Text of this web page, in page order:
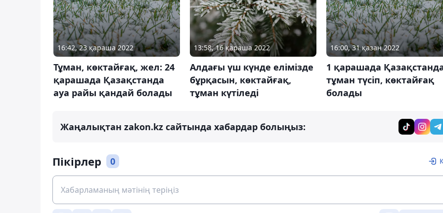
16:42, 23 қараша 2022
Тұман, көктайғақ, жел: 24
қарашада Қазақстанда
ауа райы қандай болады
13:58, 16 қараша 2022
Алдағы үш күнде елімізде
бұрқасын, көктайғақ,
тұман күтіледі
16:00, 31 қазан 2022
1 қарашада
тұман түсіп, көктайғақ
болады
Жаңалықтан zakon.kz сайтында хабардар болыңыз:
Пікірлер 0